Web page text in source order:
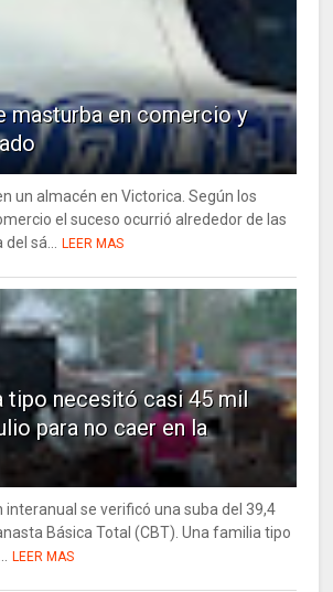
masturba en comercio y
un almacén en Victorica. Según los
el suceso ocurrió alrededor de las
del sá... LEER MAS
tipo necesitó casi 45 mil
para no caer en la
interanual se verificó una suba del 39,4
Básica Total (CBT). Una familia tipo
LEER MAS